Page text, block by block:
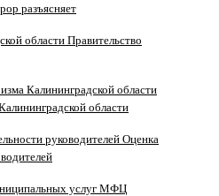
разъясняет
Правительство
области
Оценка
МФЦ